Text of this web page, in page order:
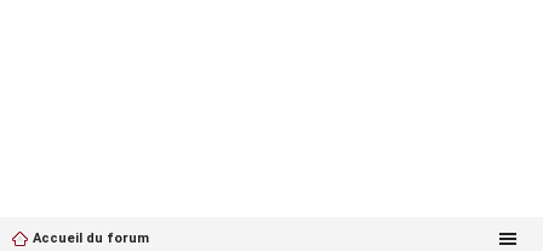
Accueil du forum